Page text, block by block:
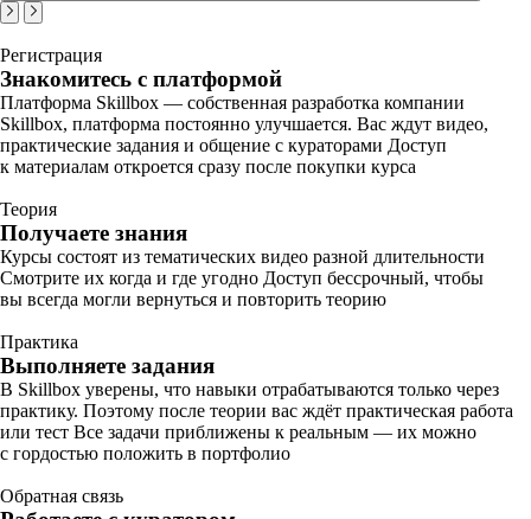
Регистрация
Знакомитесь с платформой
Платформа Skillbox — собственная разработка компании
Skillbox, платформа постоянно улучшается. Вас ждут видео,
практические задания и общение с кураторами Доступ
к материалам откроется сразу после покупки курса
Теория
Получаете знания
Курсы состоят из тематических видео разной длительности
Смотрите их когда и где угодно Доступ бессрочный, чтобы
вы всегда могли вернуться и повторить теорию
Практика
Выполняете задания
В Skillbox уверены, что навыки отрабатываются только через
практику. Поэтому после теории вас ждёт практическая работа
или тест Все задачи приближены к реальным — их можно
с гордостью положить в портфолио
Обратная связь